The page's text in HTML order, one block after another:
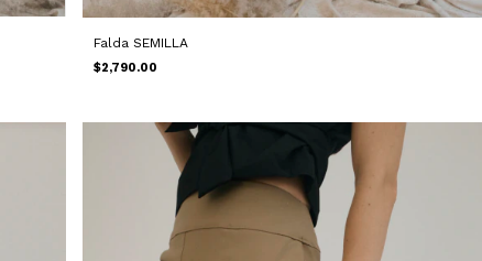
Falda SEMILLA
$2,790.00